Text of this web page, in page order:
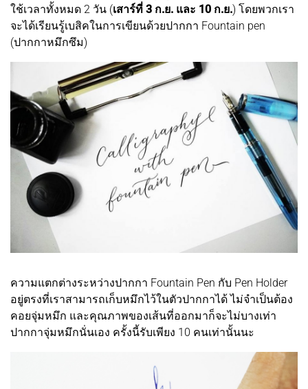
ใช้เวลาทั้งหมด 2 วัน (เสาร์ที่ 3 ก.ย. และ 10 ก.ย.) โดยพวกเรา
จะได้เรียนรู้เบสิคในการเขียนด้วยปากกา Fountain pen
(ปากกาหมึกซึม)
ความแตกต่างระหว่างปากกา Fountain Pen กับ Pen Holder
อยู่ตรงที่เราสามารถเก็บหมึกไว้ในตัวปากกาได้ ไม่จำเป็นต้อง
คอยจุ่มหมึก และคุณภาพของเส้นที่ออกมาก็จะไม่บางเท่า
ปากกาจุ่มหมึกนั่นเอง ครั้งนี้รับเพียง 10 คนเท่านั้นนะ